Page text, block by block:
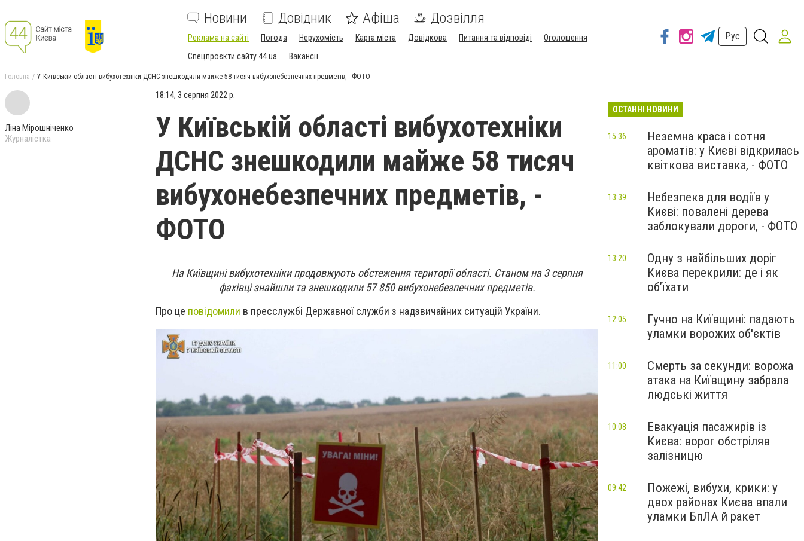
Новини Довідник Афіша Дозвілля
Реклама на сайті Погода Нерухомість Карта міста Довідкова Питання та відповіді
Оголошення
Спецпроєкти сайту 44.ua
Вакансії
Рус
Головна У Київській області вибухотехніки ДСНС знешкодили майже 58 тисяч вибухонебезпечних предметів, - ФОТО
Ліна Мірошніченко
Журналістка
18:14, 3 серпня 2022 р.
У Київській області вибухотехніки
ДСНС знешкодили майже 58 тисяч
вибухонебезпечних предметів, -
ФОТО
На Київщині вибухотехніки продовжують обстеження території області. Станом на 3 серпня
фахівці знайшли та знешкодили 57 850 вибухонебезпечних предметів.
Про це повідомили в пресслужбі Державної служби з надзвичайних ситуацій України.
ОСТАННІ НОВИНИ
Неземна краса і сотня
ароматів: у Києві відкрилась
квіткова виставка, - ФОТО
15:36
Небезпека для водіїв у
Києві: повалені дерева
заблокували дороги, - ФОТО
13:39
Одну з найбільших доріг
Києва перекрили: де і як
об’їхати
13:20
Гучно на Київщині: падають
уламки ворожих об'єктів
12:05
Смерть за секунди: ворожа
атака на Київщину забрала
людські життя
11:00
Евакуація пасажирів із
Києва: ворог обстріляв
залізницю
10:08
Пожежі, вибухи, крики: у
двох районах Києва впали
уламки БпЛА й ракет
09:42